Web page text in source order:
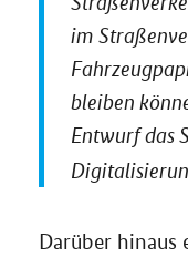
im
bleiben
Entwurf das
Darüber hinaus